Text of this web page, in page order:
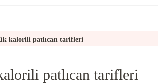
kalorili patlıcan tarifleri
patlıcan tarifleri